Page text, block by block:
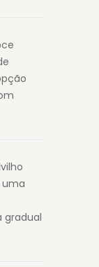
uma
gradual